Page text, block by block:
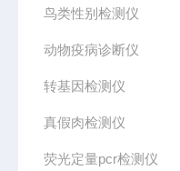
鸟类性别检测仪
动物疫病诊断仪
转基因检测仪
真假肉检测仪
荧光定量pcr检测仪